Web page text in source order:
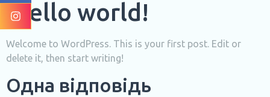
Hello world!
Welcome to WordPress. This is your first post. Edit or
delete it, then start writing!
Одна відповідь